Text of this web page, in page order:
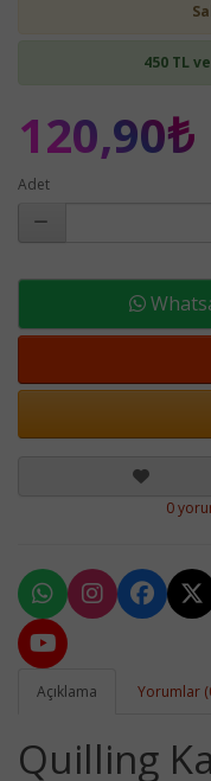
450 TL
120,90₺
Adet
0
Açıklama Yorumlar
Quilling